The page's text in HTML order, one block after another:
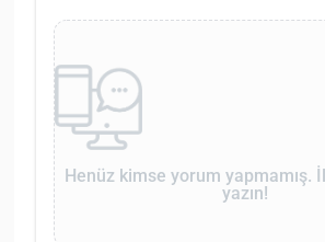
Henüz kimse yorum yapmamış.
yazın!